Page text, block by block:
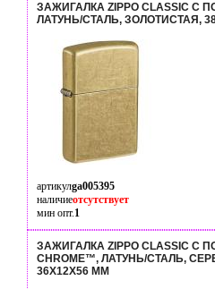
ЗАЖИГАЛКА ZIPPO CLASSIC С
ЛАТУНЬ/СТАЛЬ, ЗОЛОТИСТАЯ,
артикулga005395
наличиеотсутствует
мин опт.1
ЗАЖИГАЛКА ZIPPO CLASSIC С
CHROME™, ЛАТУНЬ/СТАЛЬ,
36X12X56 ММ